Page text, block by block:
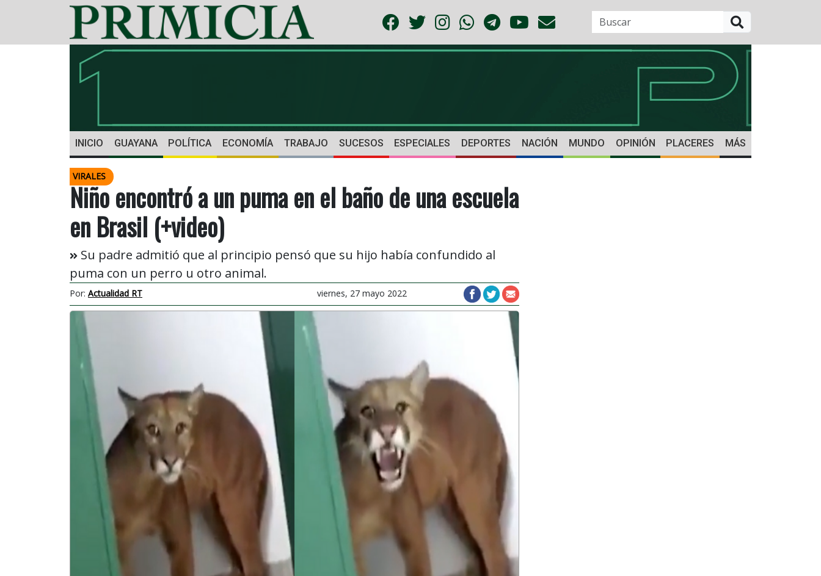
INICIO GUAYANA POLÍTICA ECONOMÍA TRABAJO SUCESOS ESPECIALES DEPORTES NACIÓN MUNDO OPINIÓN PLACERES MÁS
VIRALES
Niño encontró a un puma en el baño de una escuela
en Brasil (+video)
Su padre admitió que al principio pensó que su hijo había confundido al
puma con un perro u otro animal.
Por: Actualidad RT viernes, 27 mayo 2022